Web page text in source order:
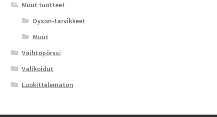
Muut tuotteet
Dyson-tarvikkeet
Muut
Vaihtopörssi
Valikoidut
Luokittelematon